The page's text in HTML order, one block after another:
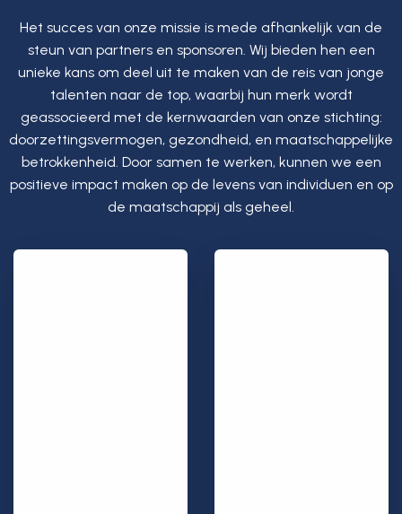
Het succes van onze missie is mede afhankelijk van de
steun van partners en sponsoren. Wij bieden hen een
unieke kans om deel uit te maken van de reis van jonge
talenten naar de top, waarbij hun merk wordt
geassocieerd met de kernwaarden van onze stichting:
doorzettingsvermogen, gezondheid, en maatschappelijke
betrokkenheid. Door samen te werken, kunnen we een
positieve impact maken op de levens van individuen en op
de maatschappij als geheel.